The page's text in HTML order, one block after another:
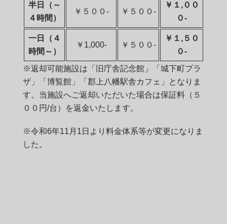
半日（～
４時間）
￥５００- ￥５００-
￥１,００
０-
一日（４
時間～）
￥1,000- ￥５００-
￥１,５０
０-
※返却可能施設は「旧庁舎記念館」「城下町プラ
ザ」「博覧館」「郡上八幡駅舎カフェ」となりま
す。当施設へご返却いただいた場合は保証料（５
００円/台）を返金いたします。
※令和6年11月1日より料金体系等が変更になりま
した。